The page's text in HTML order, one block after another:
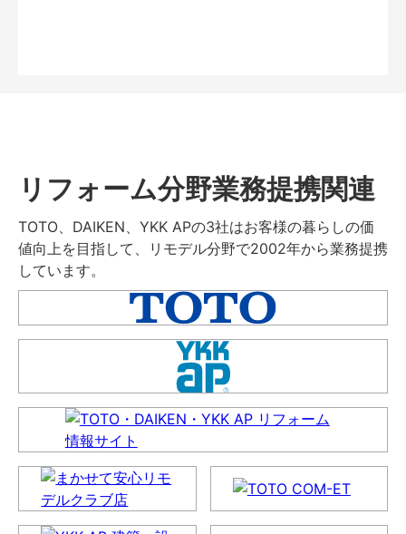
リフォーム分野業務提携関連
TOTO、DAIKEN、YKK APの3社はお客様の暮らしの価
値向上を目指して、リモデル分野で2002年から業務提携
しています。